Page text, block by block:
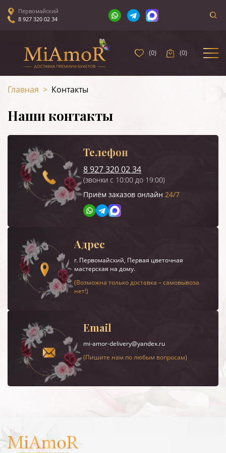
Первомайский
8 927 320 02 34
(0) (0)
Главная > Контакты
Наши контакты
Телефон
8 927 320 02 34
(звонки с 10:00 до 19:00)
Приём заказов онлайн 24/7
Адрес
г. Первомайский, Первая цветочная
мастерская на дому.
(Возможна только доставка – самовывоза
нет!)
Email
mi-amor-delivery@yandex.ru
(Пишите нам по любым вопросам)